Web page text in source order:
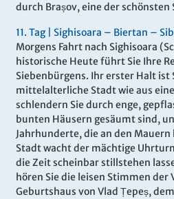
durch Brașov, eine der schönsten
11. Tag | Sighisoara – Biertan –
Morgens Fahrt nach Sighisoara
historische Heute führt Sie Ihre
Siebenbürgens. Ihr erster Halt ist
mittelalterliche Stadt wie aus
schlendern Sie durch enge,
bunten Häusern gesäumt sind,
Jahrhunderte, die an den
Stadt wacht der mächtige
die Zeit scheinbar stillstehen
hören Sie die leisen Stimmen der
Geburtshaus von Vlad Țepeș,